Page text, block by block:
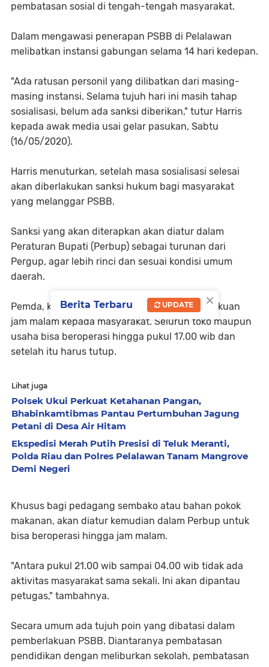
pembatasan sosial di tengah-tengah masyarakat.
Dalam mengawasi penerapan PSBB di Pelalawan
melibatkan instansi gabungan selama 14 hari kedepan.
"Ada ratusan personil yang dilibatkan dari masing-
masing instansi. Selama tujuh hari ini masih tahap
sosialisasi, belum ada sanksi diberikan," tutur Harris
kepada awak media usai gelar pasukan, Sabtu
(16/05/2020).
Harris menuturkan, setelah masa sosialisasi selesai
akan diberlakukan sanksi hukum bagi masyarakat
yang melanggar PSBB.
Sanksi yang akan diterapkan akan diatur dalam
Peraturan Bupati (Perbup) sebagai turunan dari
Pergup, agar lebih rinci dan sesuai kondisi umum
daerah.
Pemda, kata Harris, akan lebih fokus pemberlakuan
jam malam kepada masyarakat. Seluruh toko maupun
usaha bisa beroperasi hingga pukul 17.00 wib dan
setelah itu harus tutup.
Lihat juga
Polsek Ukui Perkuat Ketahanan Pangan,
Bhabinkamtibmas Pantau Pertumbuhan Jagung
Petani di Desa Air Hitam
Ekspedisi Merah Putih Presisi di Teluk Meranti,
Polda Riau dan Polres Pelalawan Tanam Mangrove
Demi Negeri
Khusus bagi pedagang sembako atau bahan pokok
makanan, akan diatur kemudian dalam Perbup untuk
bisa beroperasi hingga jam malam.
"Antara pukul 21.00 wib sampai 04.00 wib tidak ada
aktivitas masyarakat sama sekali. Ini akan dipantau
petugas," tambahnya.
Secara umum ada tujuh poin yang dibatasi dalam
pemberlakuan PSBB. Diantaranya pembatasan
pendidikan dengan meliburkan sekolah, pembatasan
×
Berita Terbaru UPDATE